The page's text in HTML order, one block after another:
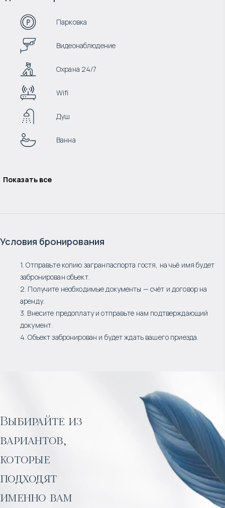
Парковка
Видеонаблюдение
Охрана 24/7
Wifi
Душ
Ванна
Показать все
Условия бронирования
1. Отправьте копию загранпаспорта гостя, на чьё имя будет
забронирован объект.
2. Получите необходимые документы — счёт и договор на
аренду.
3. Внесите предоплату и отправьте нам подтверждающий
документ.
4. Объект забронирован и будет ждать вашего приезда.
Выбирайте из
вариантов,
которые
подходят
именно вам